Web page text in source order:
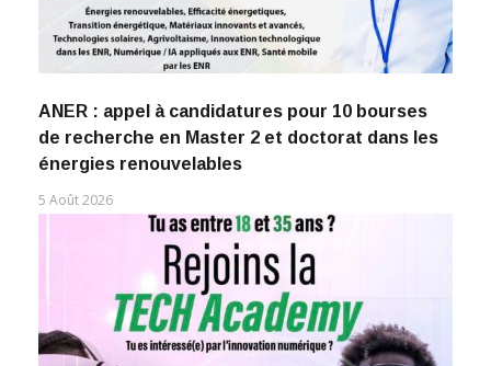
ANER : appel à candidatures pour 10 bourses
de recherche en Master 2 et doctorat dans les
énergies renouvelables
5 Août 2026